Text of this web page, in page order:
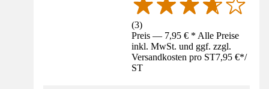
(3)
Preis — 7,95 € * Alle Preise
inkl. MwSt. und ggf. zzgl.
Versandkosten pro ST7,95 €*/
ST